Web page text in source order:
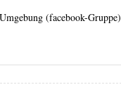
(facebook-Gruppe)